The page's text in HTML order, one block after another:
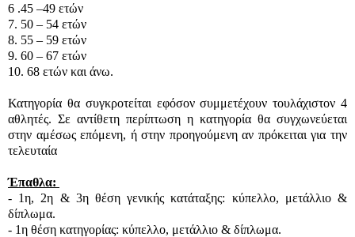
6 .45 –49 ετών
7. 50 – 54 ετών
8. 55 – 59 ετών
9. 60 – 67 ετών
10. 68 ετών και άνω.
Κατηγορία θα συγκροτείται εφόσον συμμετέχουν τουλάχιστον 4
αθλητές. Σε αντίθετη περίπτωση η κατηγορία θα συγχωνεύεται
στην αμέσως επόμενη, ή στην προηγούμενη αν πρόκειται για την
τελευταία
Έπαθλα:
- 1η, 2η & 3η θέση γενικής κατάταξης: κύπελλο, μετάλλιο &
δίπλωμα.
- 1η θέση κατηγορίας: κύπελλο, μετάλλιο & δίπλωμα.